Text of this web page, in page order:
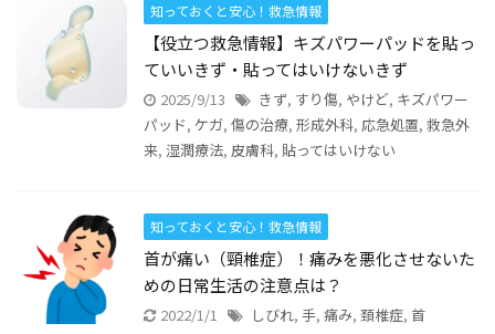
知っておくと安心！救急情報
【役立つ救急情報】キズパワーパッドを貼っ
ていいきず・貼ってはいけないきず
2025/9/13 きず, すり傷, やけど, キズパワー
パッド, ケガ, 傷の治療, 形成外科, 応急処置, 救急外
来, 湿潤療法, 皮膚科, 貼ってはいけない
知っておくと安心！救急情報
首が痛い（頸椎症）！痛みを悪化させないた
めの日常生活の注意点は？
2022/1/1 しびれ, 手, 痛み, 頚椎症, 首